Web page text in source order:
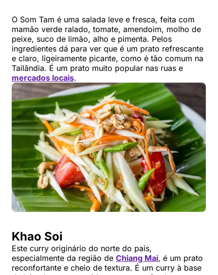
O Som Tam é uma salada leve e fresca, feita com
mamão verde ralado, tomate, amendoim, molho de
peixe, suco de limão, alho e pimenta. Pelos
ingredientes dá para ver que é um prato refrescante
e claro, ligeiramente picante, como é tão comum na
Tailândia. É um prato muito popular nas ruas e
mercados locais.
Khao Soi
Este curry originário do norte do país,
especialmente da região de Chiang Mai, é um prato
reconfortante e cheio de textura. É um curry à base